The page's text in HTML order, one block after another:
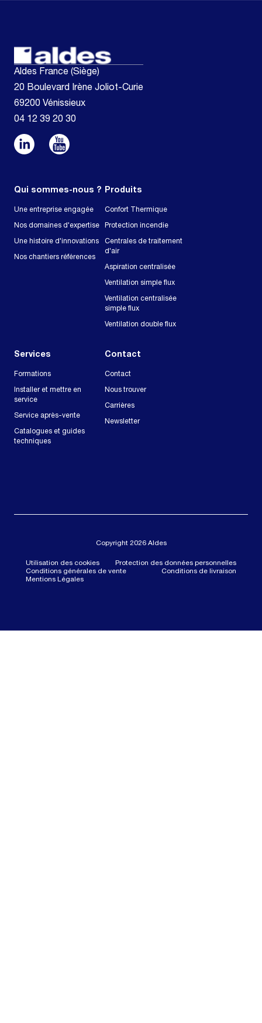
Aldes France (Siège)
20 Boulevard Irène Joliot-Curie
69200 Vénissieux
04 12 39 20 30
Qui sommes-nous ?
Une entreprise engagée
Nos domaines d'expertise
Une histoire d'innovations
Nos chantiers références
Produits
Confort Thermique
Protection incendie
Centrales de traitement
d'air
Aspiration centralisée
Ventilation simple flux
Ventilation centralisée
simple flux
Ventilation double flux
Services
Formations
Installer et mettre en
service
Service après-vente
Catalogues et guides
techniques
Contact
Contact
Nous trouver
Carrières
Newsletter
Copyright 2026 Aldes
Utilisation des cookies
Protection des données personnelles
Conditions générales de vente
Conditions de livraison
Mentions Légales